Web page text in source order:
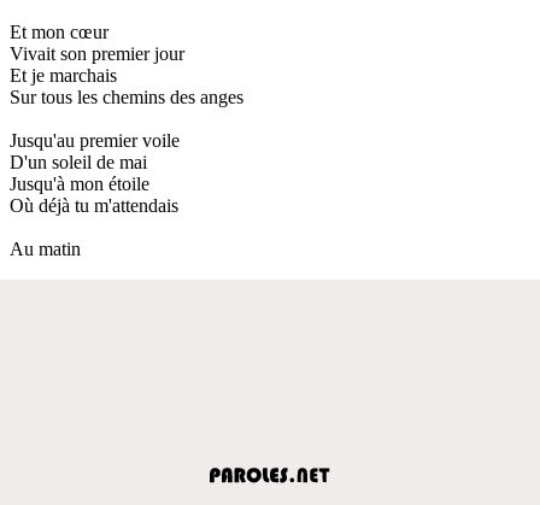
Et mon cœur
Vivait son premier jour
Et je marchais
Sur tous les chemins des anges
Jusqu'au premier voile
D'un soleil de mai
Jusqu'à mon étoile
Où déjà tu m'attendais
Au matin